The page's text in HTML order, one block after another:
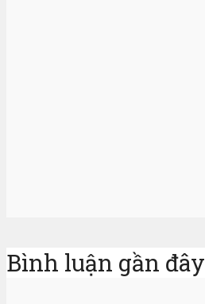
Bình luận gần đây